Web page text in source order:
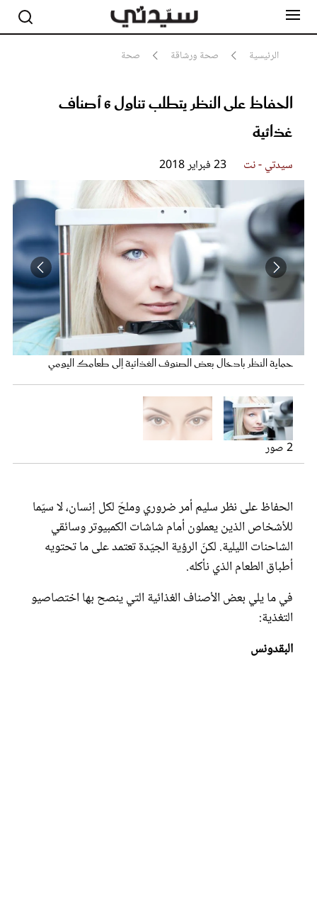
الرئيسية صحة ورشاقة صحة
الحفاظ على النظر يتطلب تناول 6 أصناف
غذائية
سيدتي - نت 23 فبراير 2018
حماية النظر بادخال بعض الصنوف الغذائية إلى طعامك اليومي
حافظي على صحة عينيك بالطعام
2 صور
الحفاظ على نظر سليم أمر ضروري وملحّ لكل إنسان، لا سيّما
للأشخاص الذين يعملون أمام شاشات الكمبيوتر وسائقي
الشاحنات الليلية. لكنّ الرؤية الجيّدة تعتمد على ما تحتويه
أطباق الطعام الذي نأكله.
في ما يلي بعض الأصناف الغذائية التي ينصح بها اختصاصيو
التغذية:
البقدونس
مشاهير
جمال
سيدتي وطفلك
لايف ستايل
بلس+
فيديو
مطبخ سيدتي
مقالات الرأي
ستايل
تقارير
عروس سيدتي
مجلة سيدتي